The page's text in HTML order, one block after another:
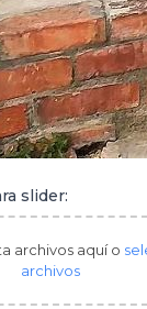
slider:
archivos aquí o
archivos